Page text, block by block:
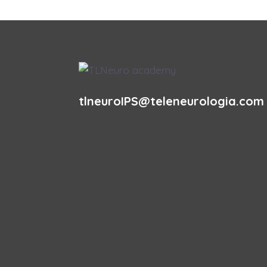
tlneuroIPS@teleneurologia.com